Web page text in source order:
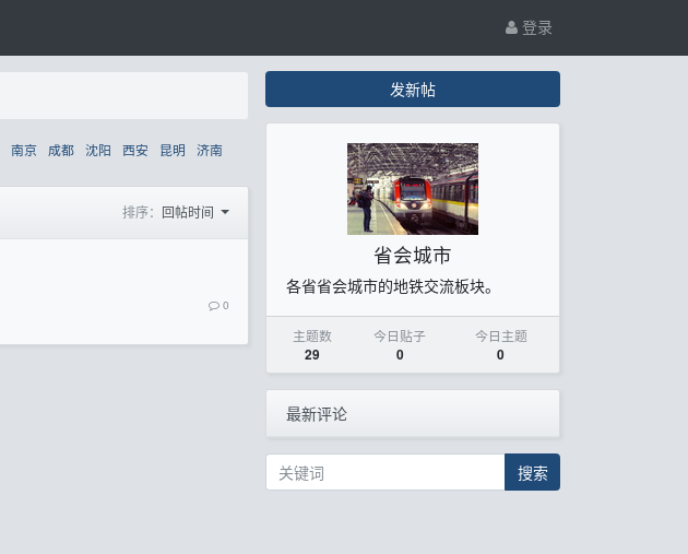
登录
南京 成都 沈阳 西安 昆明
济南
排序： 回帖时间
0
发新帖
省会城市
各省省会城市的地铁交流板块。
主题数
29
今日贴子
0
今日主题
0
最新评论
搜索